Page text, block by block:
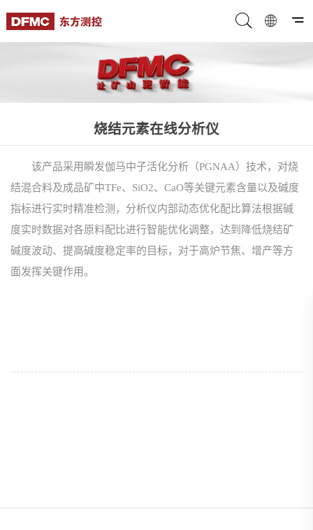
烧结元素在线分析仪
该产品采用瞬发伽马中子活化分析（PGNAA）技术，对烧
结混合料及成品矿中TFe、SiO2、CaO等关键元素含量以及碱度
指标进行实时精准检测，分析仪内部动态优化配比算法根据碱
度实时数据对各原料配比进行智能优化调整，达到降低烧结矿
碱度波动、提高碱度稳定率的目标，对于高炉节焦、增产等方
面发挥关键作用。